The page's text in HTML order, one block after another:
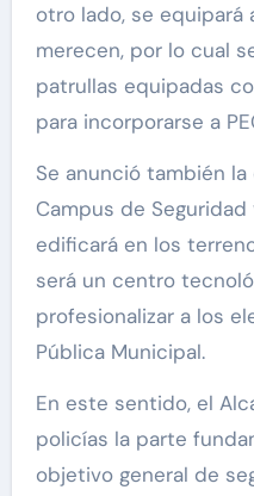
otro lado, se equipará
merecen, por lo cual
patrullas equipadas
para incorporarse a
Se anunció también
Campus de
edificará en los
será un centro
profesionalizar a los
Pública Municipal.
En este sentido, el
policías la parte
objetivo general de